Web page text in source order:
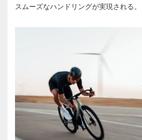
スムーズなハンドリングが実現される。